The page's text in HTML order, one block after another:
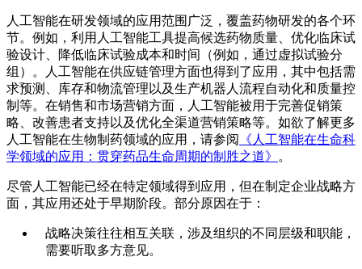
人工智能在研发领域的应用范围广泛，覆盖药物研发的各个环
节。例如，利用人工智能工具提高候选药物质量、优化临床试
验设计、降低临床试验成本和时间（例如，通过虚拟试验分
组）。人工智能在供应链管理方面也得到了应用，其中包括需
求预测、库存和物流管理以及生产机器人流程自动化和质量控
制等。在销售和市场营销方面，人工智能被用于完善促销策
略、改善患者支持以及优化全渠道营销策略等。如欲了解更多
人工智能在生物制药领域的应用，请参阅
《人工智能在生命科
学领域的应用：贯穿药品生命周期的制胜之道》
。
尽管人工智能已经在特定领域得到应用，但在制定企业战略方
面，其应用还处于早期阶段。部分原因在于：
战略决策往往相互关联，涉及组织的不同层级和职能，
需要听取多方意见。